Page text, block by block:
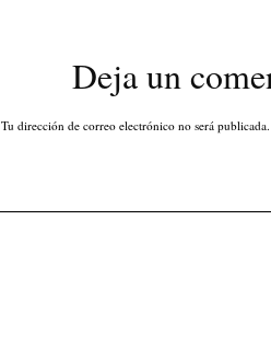
Deja un
Tu dirección de correo electrónico no será